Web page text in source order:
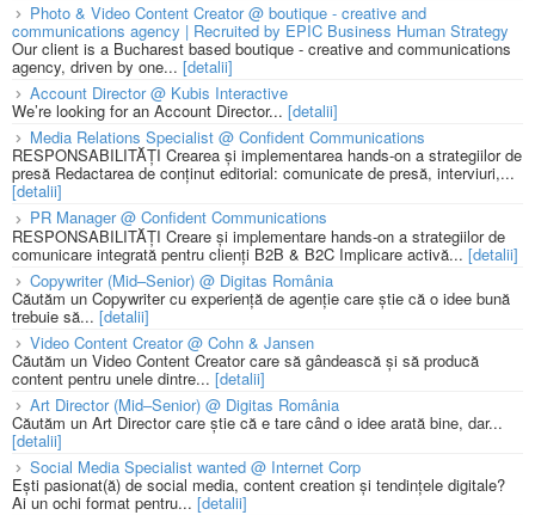
Photo & Video Content Creator @ boutique - creative and
communications agency | Recruited by EPIC Business Human Strategy
Our client is a Bucharest based boutique - creative and communications
agency, driven by one... [detalii]
Account Director @ Kubis Interactive
We’re looking for an Account Director... [detalii]
Media Relations Specialist @ Confident Communications
RESPONSABILITĂȚI Crearea și implementarea hands-on a strategiilor de
presă Redactarea de conținut editorial: comunicate de presă, interviuri,...
[detalii]
PR Manager @ Confident Communications
RESPONSABILITĂȚI Creare și implementare hands-on a strategiilor de
comunicare integrată pentru clienți B2B & B2C Implicare activă... [detalii]
Copywriter (Mid–Senior) @ Digitas România
Căutăm un Copywriter cu experiență de agenție care știe că o idee bună
trebuie să... [detalii]
Video Content Creator @ Cohn & Jansen
Căutăm un Video Content Creator care să gândească și să producă
content pentru unele dintre... [detalii]
Art Director (Mid–Senior) @ Digitas România
Căutăm un Art Director care știe că e tare când o idee arată bine, dar...
[detalii]
Social Media Specialist wanted @ Internet Corp
Ești pasionat(ă) de social media, content creation și tendințele digitale?
Ai un ochi format pentru... [detalii]